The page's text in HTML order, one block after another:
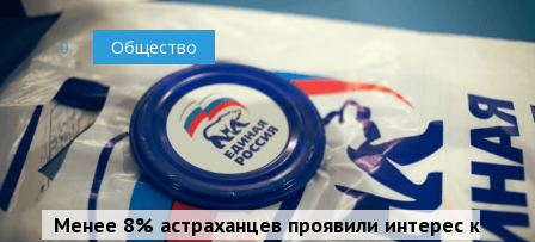
0 Общество
Менее 8% астраханцев проявили интерес к